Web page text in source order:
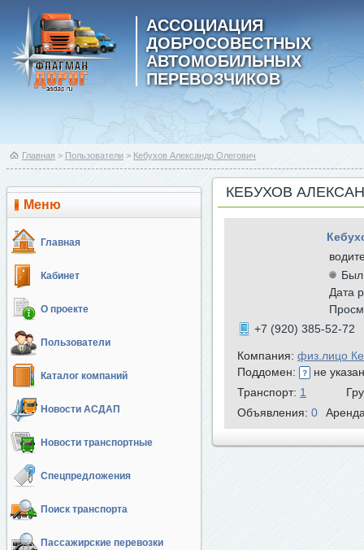
АССОЦИАЦИЯ
ДОБРОСОВЕСТНЫХ
АВТОМОБИЛЬНЫХ
ПЕРЕВОЗЧИКОВ
Главная > Пользователи > Кебухов Александр Олегович
Меню
Главная
Кабинет
О проекте
Пользователи
Каталог компаний
Новости АСДАП
Новости транспортные
Спецпредложения
Поиск транспорта
Пассажирские перевозки
КЕБУХОВ
Был
Дата
+7 (920) 385-52-72
Компания: физ.лицо
Поддомен:
не
Транспорт: 1
Объявления: 0